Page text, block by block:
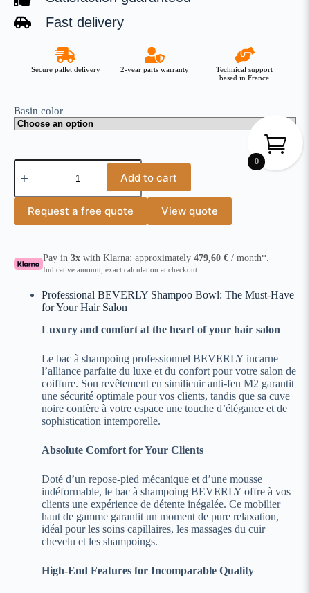
Fast delivery
Secure pallet delivery 2-year parts warranty
Technical support
based in France
Basin color
Add to cart
Request a free quote View quote
Pay in3x with Klarna: approximately479,60€ / month*.
Indicative amount, exact calculation at checkout.
Professional BEVERLY Shampoo Bowl: The Must-Have
for Your Hair Salon
Luxury and comfort at the heart of your hair salon
Le bac à shampoing professionnel BEVERLY incarne
l’alliance parfaite du luxe et du confort pour votre salon de
coiffure. Son revêtement en similicuir anti-feu M2 garantit
une sécurité optimale pour vos clients, tandis que sa cuve
noire confère à votre espace une touche d’élégance et de
sophistication intemporelle.
Absolute Comfort for Your Clients
Doté d’un repose-pied mécanique et d’une mousse
indéformable, le bac à shampoing BEVERLY offre à vos
clients une expérience de détente inégalée. Ce mobilier
haut de gamme garantit un moment de pure relaxation,
idéal pour les soins capillaires, les massages du cuir
chevelu et les shampoings.
High-End Features for Incomparable Quality
0